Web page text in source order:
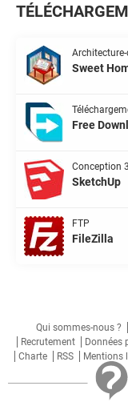
Sweet
Free
Conception
SketchUp
FTP
FileZilla
Qui sommes-nous ?
Recrutement
Données
Charte
RSS Mentions